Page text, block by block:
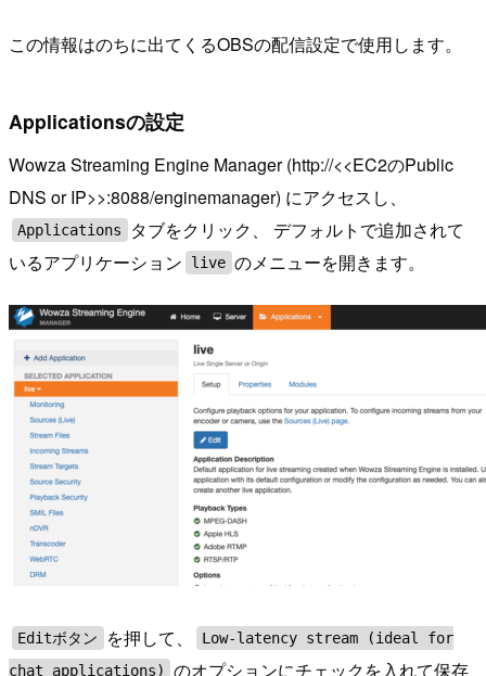
この情報はのちに出てくるOBSの配信設定で使用します。
Applicationsの設定
Wowza Streaming Engine Manager (http://<<EC2のPublic
DNS or IP>>:8088/enginemanager) にアクセスし、
Applications
タブをクリック、 デフォルトで追加されて
いるアプリケーション
live のメニューを開きます。
Editボタン を押して、
Low-latency stream (ideal for
chat applications)
のオプションにチェックを入れて保存